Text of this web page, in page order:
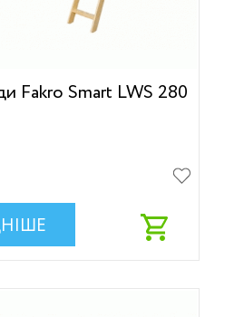
Fakro Smart LWS 280